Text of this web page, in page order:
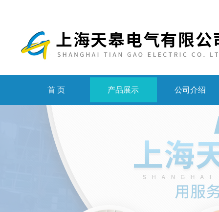
首 页 产品展示 公司介绍